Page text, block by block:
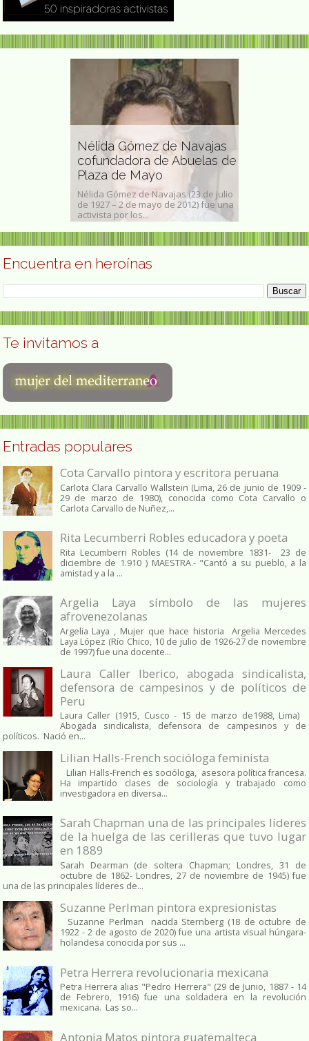
Nélida Gómez de Navajas
cofundadora de Abuelas de
Plaza de Mayo
Nélida Gómez de Navajas (23 de julio
de 1927 – 2 de mayo de 2012) fue una
activista por los...
Encuentra en heroínas
Te invitamos a
Entradas populares
Cota Carvallo pintora y escritora peruana
Carlota Clara Carvallo Wallstein (Lima, 26 de junio de 1909 -
29 de marzo de 1980), conocida como Cota Carvallo o
Carlota Carvallo de Nuñez,...
Rita Lecumberri Robles educadora y poeta
Rita Lecumberri Robles (14 de noviembre 1831- 23 de
diciembre de 1.910 ) MAESTRA.- "Cantó a su pueblo, a la
amistad y a la ...
Argelia Laya símbolo de las mujeres
afrovenezolanas
Argelia Laya , Mujer que hace historia Argelia Mercedes
Laya López (Río Chico, 10 de julio de 1926-27 de noviembre
de 1997) fue una docente...
Laura Caller Iberico, abogada sindicalista,
defensora de campesinos y de políticos de
Peru
Laura Caller (1915, Cusco - 15 de marzo de1988, Lima)
Abogada sindicalista, defensora de campesinos y de
políticos. Nació en...
Lilian Halls-French socióloga feminista
Lilian Halls-French es socióloga, asesora política francesa.
Ha impartido clases de sociología y trabajado como
investigadora en diversa...
Sarah Chapman una de las principales líderes
de la huelga de las cerilleras que tuvo lugar
en 1889
Sarah Dearman (de soltera Chapman; Londres, 31 de
octubre de 1862​- Londres, 27 de noviembre de 1945)​ fue
una de las principales líderes de...
Suzanne Perlman pintora expresionistas
Suzanne Perlman nacida Sternberg (18 de octubre de
1922 - 2 de agosto de 2020) fue una artista visual húngara-
holandesa conocida por sus ...
Petra Herrera revolucionaria mexicana
Petra Herrera alias "Pedro Herrera" (29 de Junio, 1887 - 14
de Febrero, 1916) fue una soldadera en la revolución
mexicana. Las so...
Antonia Matos pintora guatemalteca